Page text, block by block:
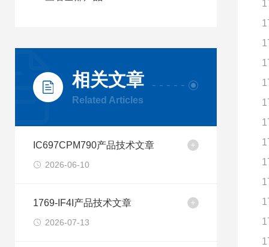
相关文章
Related Articles
IC697CPM790产品技术文章
2026-06-10
1769-IF4I产品技术文章
2026-07-13